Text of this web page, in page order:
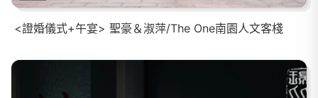
<證婚儀式+午宴> 聖豪＆淑萍/The One南園人文客棧